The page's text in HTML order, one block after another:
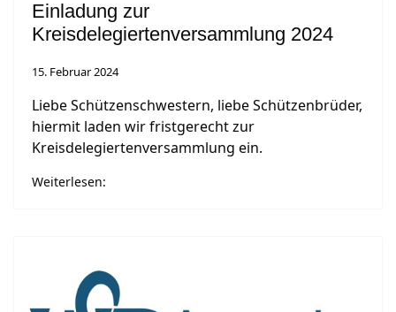
Einladung zur
Kreisdelegiertenversammlung 2024
15. Februar 2024
Liebe Schützenschwestern, liebe Schützenbrüder,
hiermit laden wir fristgerecht zur
Kreisdelegiertenversammlung ein.
Weiterlesen: